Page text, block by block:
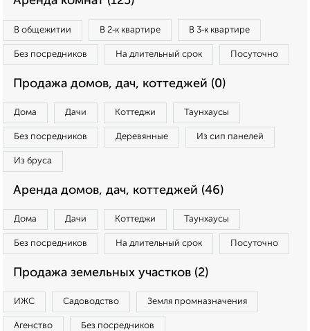
В общежитии В 2‑к квартире В 3‑к квартире
Без посредников На длительный срок Посуточно
Продажа домов, дач, коттеджей (0)
Дома Дачи Коттеджи Таунхаусы
Без посредников Деревянные Из сип панелей
Из бруса
Аренда домов, дач, коттеджей (46)
Дома Дачи Коттеджи Таунхаусы
Без посредников На длительный срок Посуточно
Продажа земельных участков (2)
ИЖС Садоводство Земля промназначения
Агенство Без посредников